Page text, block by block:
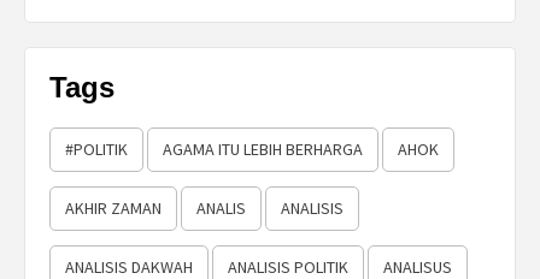
Tags
#POLITIK AGAMA ITU LEBIH BERHARGA AHOK
AKHIR ZAMAN ANALIS ANALISIS
ANALISIS DAKWAH ANALISIS POLITIK ANALISUS